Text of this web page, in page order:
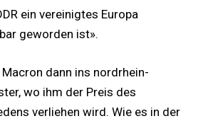
ein vereinigtes Europa
geworden ist».
dann ins nordrhein-
wo ihm der Preis des
verliehen wird. Wie es in der